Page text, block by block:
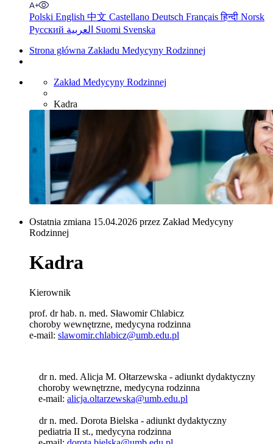
Polski English 中文 Castellano Deutsch Françaisहिन्दी Norsk
Русский
Suomi Svenska
Strona główna Zakładu Medycyny Rodzinnej
Zakład Medycyny Rodzinnej
Kadra
Ostatnia zmiana 15.04.2026 przez Zakład Medycyny
Rodzinnej
Kadra
Kierownik
prof. dr hab. n. med. Sławomir Chlabicz
choroby wewnętrzne, medycyna rodzinna
e-mail: slawomir.chlabicz@umb.edu.pl
dr n. med. Alicja M. Ołtarzewska - adiunkt dydaktyczny
choroby wewnętrzne, medycyna rodzinna
e-mail: alicja.oltarzewska@umb.edu.pl
dr n. med. Dorota Bielska - adiunkt dydaktyczny
pediatria II st., medycyna rodzinna